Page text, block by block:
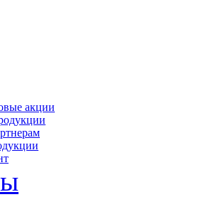
акции